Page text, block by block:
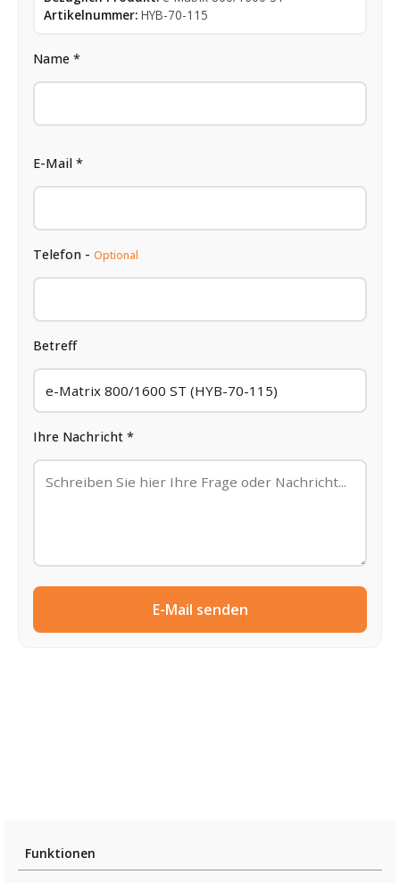
Artikelnummer: HYB-70-115
Name *
E-Mail *
Telefon - Optional
Betreff
Ihre Nachricht *
E-Mail senden
Funktionen